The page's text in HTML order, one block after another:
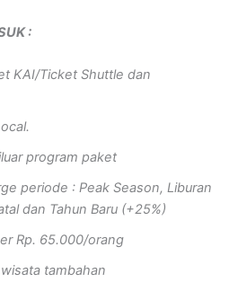
:
KAI/Ticket Shuttle dan
program paket
periode : Peak Season, Liburan
dan Tahun Baru (+25%)
Rp. 65.000/orang
tambahan